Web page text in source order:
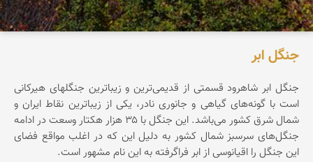
جنگل ابر
جنگل ابر شاهرود قسمتی از قدیمی‌ترین و زیباترین جنگلهای هیرکانی
است با گونه‌های گیاهی و جانوری نادر، یکی از زیباترین نقاط ایران و
شمال شرق کشور می‌باشد. این جنگل با ۳۵ هزار هکتار وسعت در ادامه
جنگل‌های سرسبز شمال کشور به دلیل این که در اغلب مواقع فضای
این جنگل را اقیانوسی از ابر فراگرفته به این نام مشهور است.